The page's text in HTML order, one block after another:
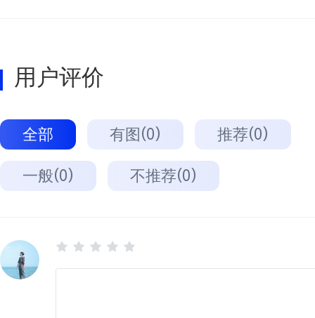
用户评价
全部 有图(0) 推荐(0)
一般(0) 不推荐(0)